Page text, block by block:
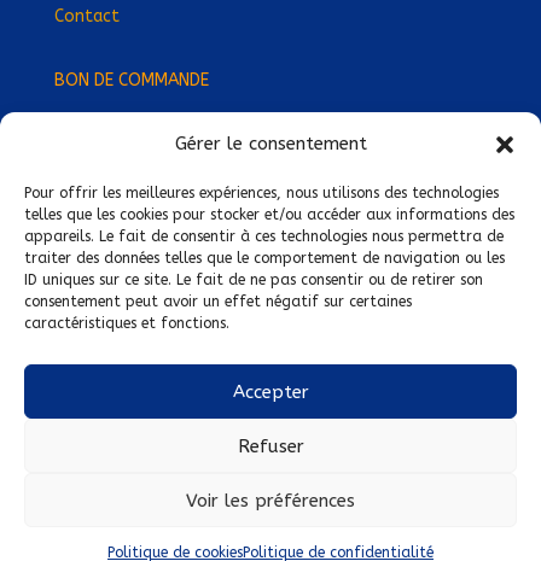
Gérer le consentement
Pour offrir les meilleures expériences, nous utilisons des technologies
telles que les cookies pour stocker et/ou accéder aux informations des
appareils. Le fait de consentir à ces technologies nous permettra de
traiter des données telles que le comportement de navigation ou les
ID uniques sur ce site. Le fait de ne pas consentir ou de retirer son
consentement peut avoir un effet négatif sur certaines
caractéristiques et fonctions.
Accepter
Refuser
Voir les préférences
Politique de cookiesPolitique de confidentialité
Contact
BON DE COMMANDE
Devenez Délégué·e Régional·e !
Trouvez-nous près de chez vous !
Mentions légales
Conditions générales de vente
Politique de confidentialité